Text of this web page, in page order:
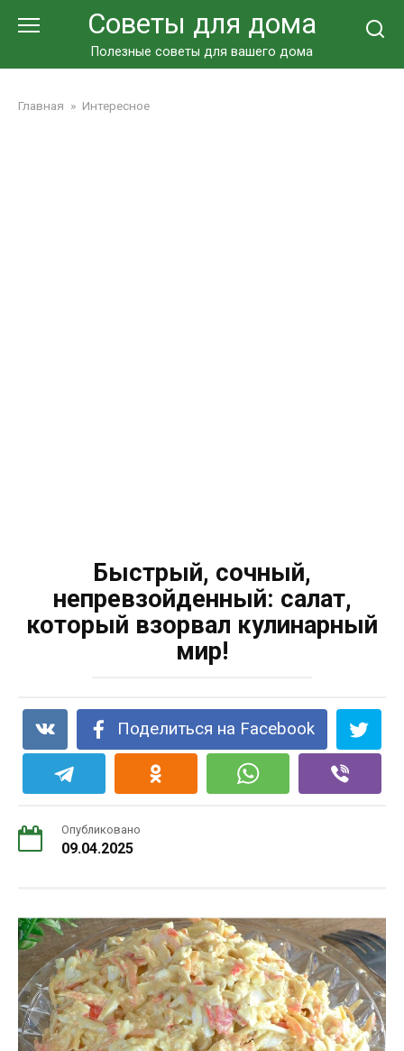
Советы для дома
Полезные советы для вашего дома
Главная » Интересное
Быстрый, сочный,
непревзойденный: салат,
который взорвал кулинарный
мир!
Поделиться на Facebook
Опубликовано
09.04.2025